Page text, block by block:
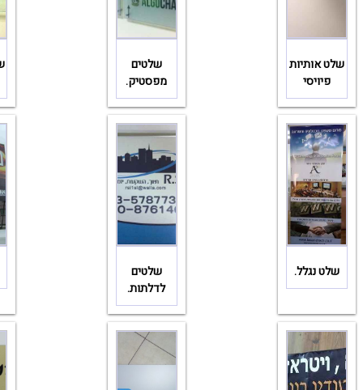
שלט אותיות
פיויסי
שלטים
מפסטיק.
שלט נגלל.
שלטים
לדלתות.